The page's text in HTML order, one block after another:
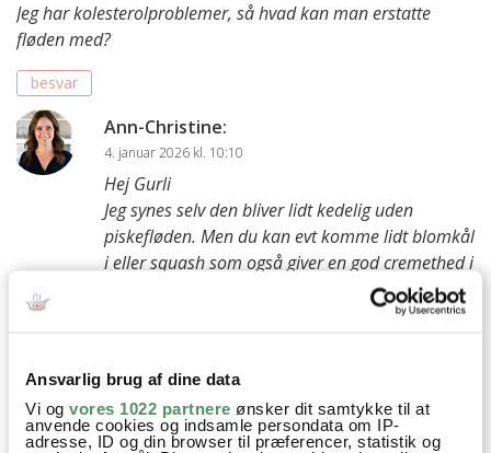
Ansvarlig brug af dine data
Vi og vores 1022 partnere ønsker dit samtykke til at
anvende cookies og indsamle persondata om IP-
adresse, ID og din browser til præferencer, statistik og
Jeg har kolesterolproblemer, så hvad kan man erstatte
fløden med?
besvar
Ann-Christine:
4. januar 2026 kl. 10:10
Hej Gurli
Jeg synes selv den bliver lidt kedelig uden
piskefløden. Men du kan evt komme lidt blomkål
i eller squash som også giver en god cremethed i
besvar
Christian